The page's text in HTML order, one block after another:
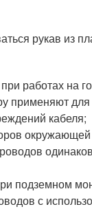
рукав из
работах на
для
кабеля;
подземном
с